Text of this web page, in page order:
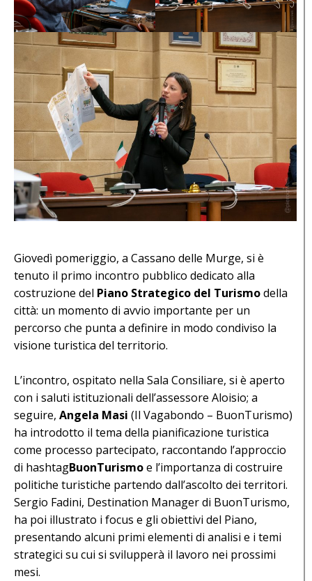
Giovedì pomeriggio, a Cassano delle Murge, si è
tenuto il primo incontro pubblico dedicato alla
costruzione del Piano Strategico del Turismodella
città: un momento di avvio importante per un
percorso che punta a definire in modo condiviso la
visione turistica del territorio.
L’incontro, ospitato nella Sala Consiliare, si è aperto
con i saluti istituzionali dell’assessore Aloisio; a
seguire, Angela Masi (Il Vagabondo – BuonTurismo)
ha introdotto il tema della pianificazione turistica
come processo partecipato, raccontando l’approccio
di hashtagBuonTurismoe l’importanza di costruire
politiche turistiche partendo dall’ascolto dei territori.
Sergio Fadini, Destination Manager di BuonTurismo,
ha poi illustrato i focus e gli obiettivi del Piano,
presentando alcuni primi elementi di analisi e i temi
strategici su cui si svilupperà il lavoro nei prossimi
mesi.